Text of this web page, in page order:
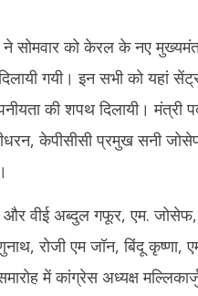
Tagore Death
राष्ट्रपति नहीं, नेताओं ने दी
से योगी तक ने किया नमन
18,
2026
ने सोमवार को केरल के नए
गयी। इन सभी को यहां
की शपथ दिलायी।
केपीसीसी प्रमुख सनी
और वीई अब्दुल गफूर, एम.
रोजी एम जॉन, बिंदू
में कांग्रेस अध्यक्ष